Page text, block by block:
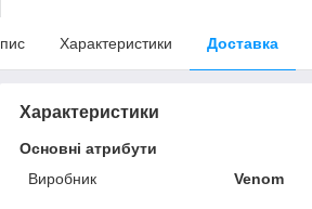
Характеристики Доставка
Характеристики
Основні атрибути
Виробник
Venom